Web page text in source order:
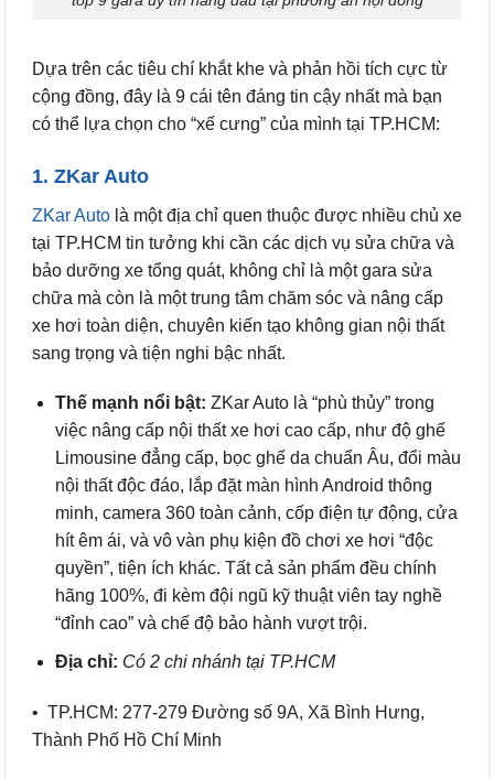
Dựa trên các tiêu chí khắt khe và phản hồi tích cực từ
cộng đồng, đây là 9 cái tên đáng tin cậy nhất mà bạn
có thể lựa chọn cho “xế cưng” của mình tại TP.HCM:
1. ZKar Auto
ZKar Auto là một địa chỉ quen thuộc được nhiều chủ xe
tại TP.HCM tin tưởng khi cần các dịch vụ sửa chữa và
bảo dưỡng xe tổng quát, không chỉ là một gara sửa
chữa mà còn là một trung tâm chăm sóc và nâng cấp
xe hơi toàn diện, chuyên kiến tạo không gian nội thất
sang trọng và tiện nghi bậc nhất.
Thế mạnh nổi bật: ZKar Auto là “phù thủy” trong
việc nâng cấp nội thất xe hơi cao cấp, như độ ghế
Limousine đẳng cấp, bọc ghế da chuẩn Âu, đổi màu
nội thất độc đáo, lắp đặt màn hình Android thông
minh, camera 360 toàn cảnh, cốp điện tự động, cửa
hít êm ái, và vô vàn phụ kiện đồ chơi xe hơi “độc
quyền”, tiện ích khác. Tất cả sản phẩm đều chính
hãng 100%, đi kèm đội ngũ kỹ thuật viên tay nghề
“đỉnh cao” và chế độ bảo hành vượt trội.
Địa chỉ: Có 2 chi nhánh tại TP.HCM
• TP.HCM: 277-279 Đường số 9A, Xã Bình Hưng,
Thành Phố Hồ Chí Minh